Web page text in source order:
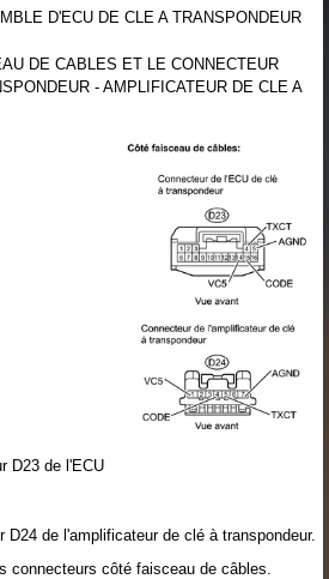
D'ECU DE CLE A TRANSPONDEUR
DE CABLES ET LE CONNECTEUR
- AMPLIFICATEUR DE CLE A
D23 de l'ECU
D24 de l'amplificateur de clé à transpondeur.
connecteurs côté faisceau de câbles.